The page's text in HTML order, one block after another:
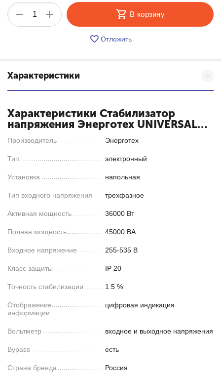
+
− В корзину
Отложить
Характеристики
Характеристики Стабилизатор
напряжения Энерготех UNIVERSAL
15000х3 HV
Производитель Энерготех
Тип электронный
Установка напольная
Тип входного напряжения трехфазное
Активная мощность 36000 Вт
Полная мощность 45000 ВА
Входное напряжение 255-535 В
Класс защиты IP 20
Точность стабилизации 1.5 %
Отображение
информации
цифровая индикация
Вольтметр входное и выходное напряжения
Bypass есть
Страна бренда Россия